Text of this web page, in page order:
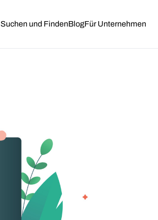
Suchen und FindenBlogFür Unternehmen